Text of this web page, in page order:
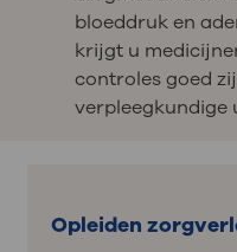
bloeddruk en
krijgt u
controles goed
verpleegkundige
Opleiden